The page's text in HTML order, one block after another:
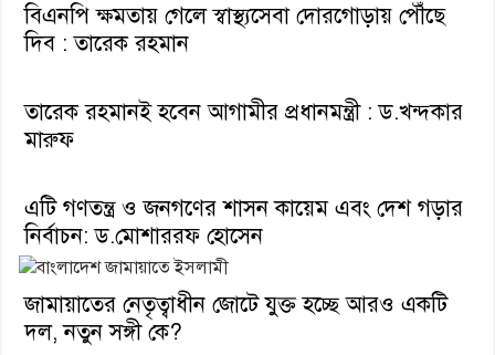
বিএনপি ক্ষমতায় গেলে স্বাস্থ্যসেবা দোরগোড়ায় পৌঁছে
দিব : তারেক রহমান
তারেক রহমানই হবেন আগামীর প্রধানমন্ত্রী : ড.খন্দকার
মারুফ
এটি গণতন্ত্র ও জনগণের শাসন কায়েম এবং দেশ গড়ার
নির্বাচন: ড.মোশাররফ হোসেন
জামায়াতের নেতৃত্বাধীন জোটে যুক্ত হচ্ছে আরও একটি
দল, নতুন সঙ্গী কে?